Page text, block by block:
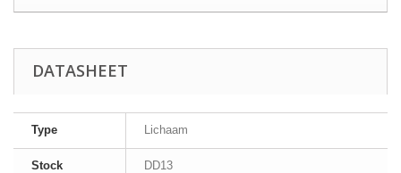
DATASHEET
Type Lichaam
Stock DD13